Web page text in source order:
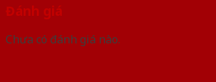
Đánh giá
Chưa có đánh giá nào.